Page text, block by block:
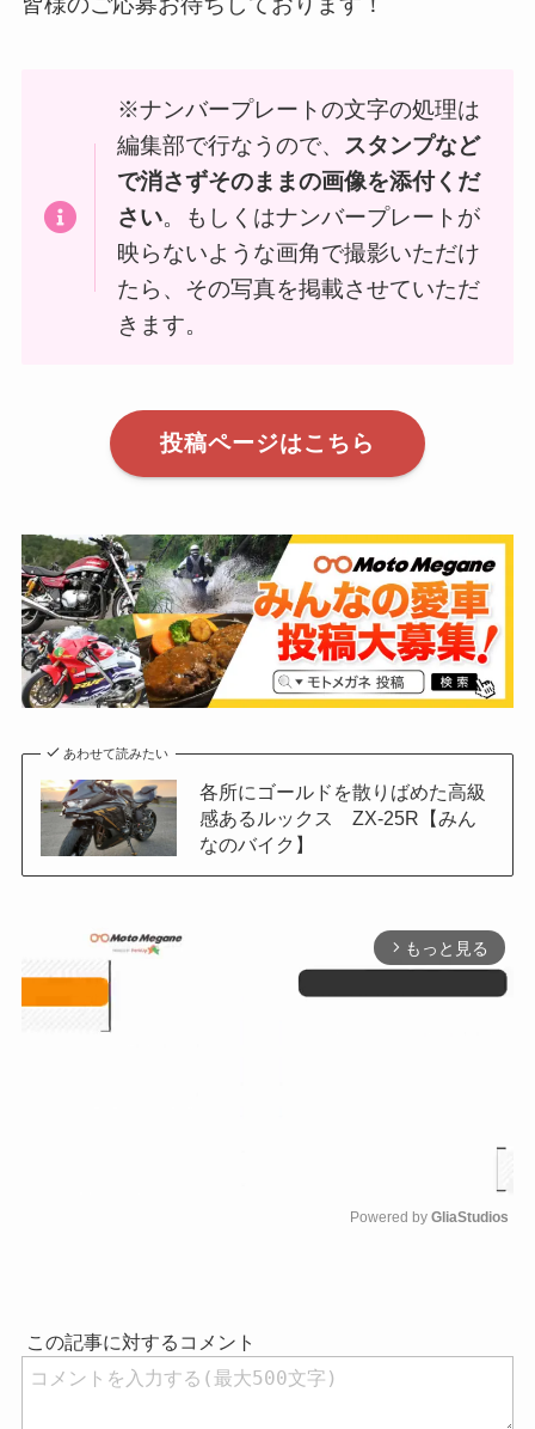
※ナンバープレートの文字の処理は
編集部で行なうので、
スタンプなど
で消さずそのままの画像を添付くだ
さい。もしくはナンバープレートが
映らないような画角で撮影いただけ
たら、その写真を掲載させていただ
きます。
投稿ページはこちら
あわせて読みたい
各所にゴールドを散りばめた高級
感あるルックス ZX-25R【みん
なのバイク】
arrow_forward_ios もっと見る
Powered by GliaStudios